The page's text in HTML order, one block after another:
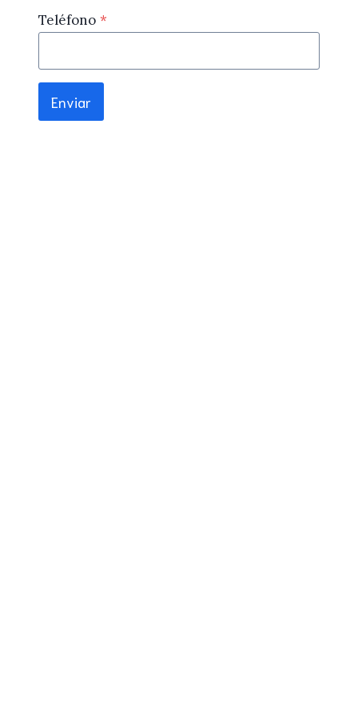
Teléfono *
Enviar